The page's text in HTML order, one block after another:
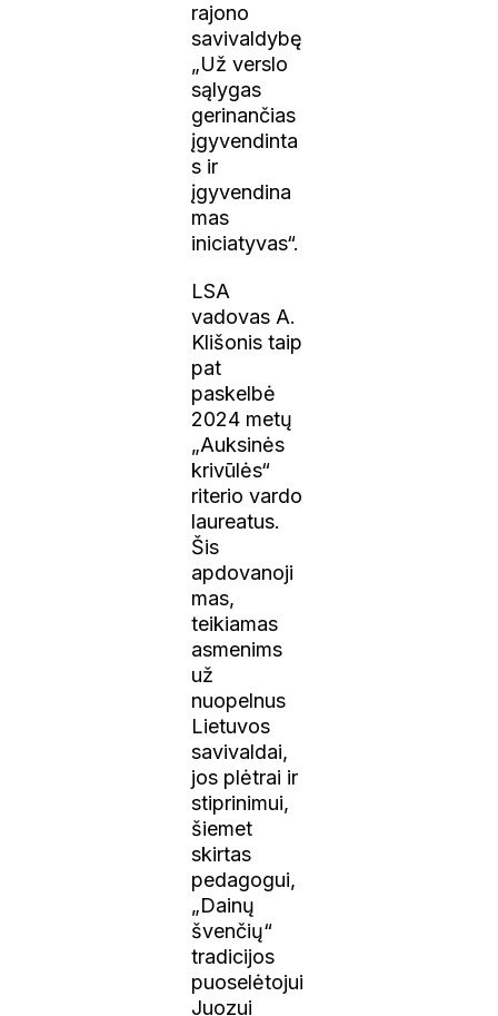
rajono
savivaldybę
„Už verslo
sąlygas
gerinančias
įgyvendinta
s ir
įgyvendina
mas
iniciatyvas“.
LSA
vadovas A.
Klišonis taip
pat
paskelbė
2024 metų
„Auksinės
krivūlės“
riterio vardo
laureatus.
Šis
apdovanoji
mas,
teikiamas
asmenims
už
nuopelnus
Lietuvos
savivaldai,
jos plėtrai ir
stiprinimui,
šiemet
skirtas
pedagogui,
„Dainų
švenčių“
tradicijos
puoselėtojui
Juozui